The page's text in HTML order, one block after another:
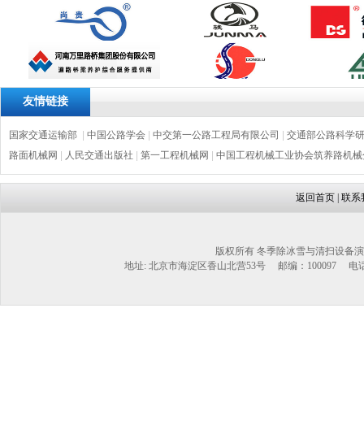
友情链接
国家交通运输部 中国公路学会 中交第一公路工程局有限公司
交通部公路科学
路面机械网
人民交通出版社 第一工程机械网 中国工程机械工业协会筑养路机
返回首页 联系
版权所有 冬季除冰雪与清扫设备
地址: 北京市海淀区香山北营53号 邮编：100097 电